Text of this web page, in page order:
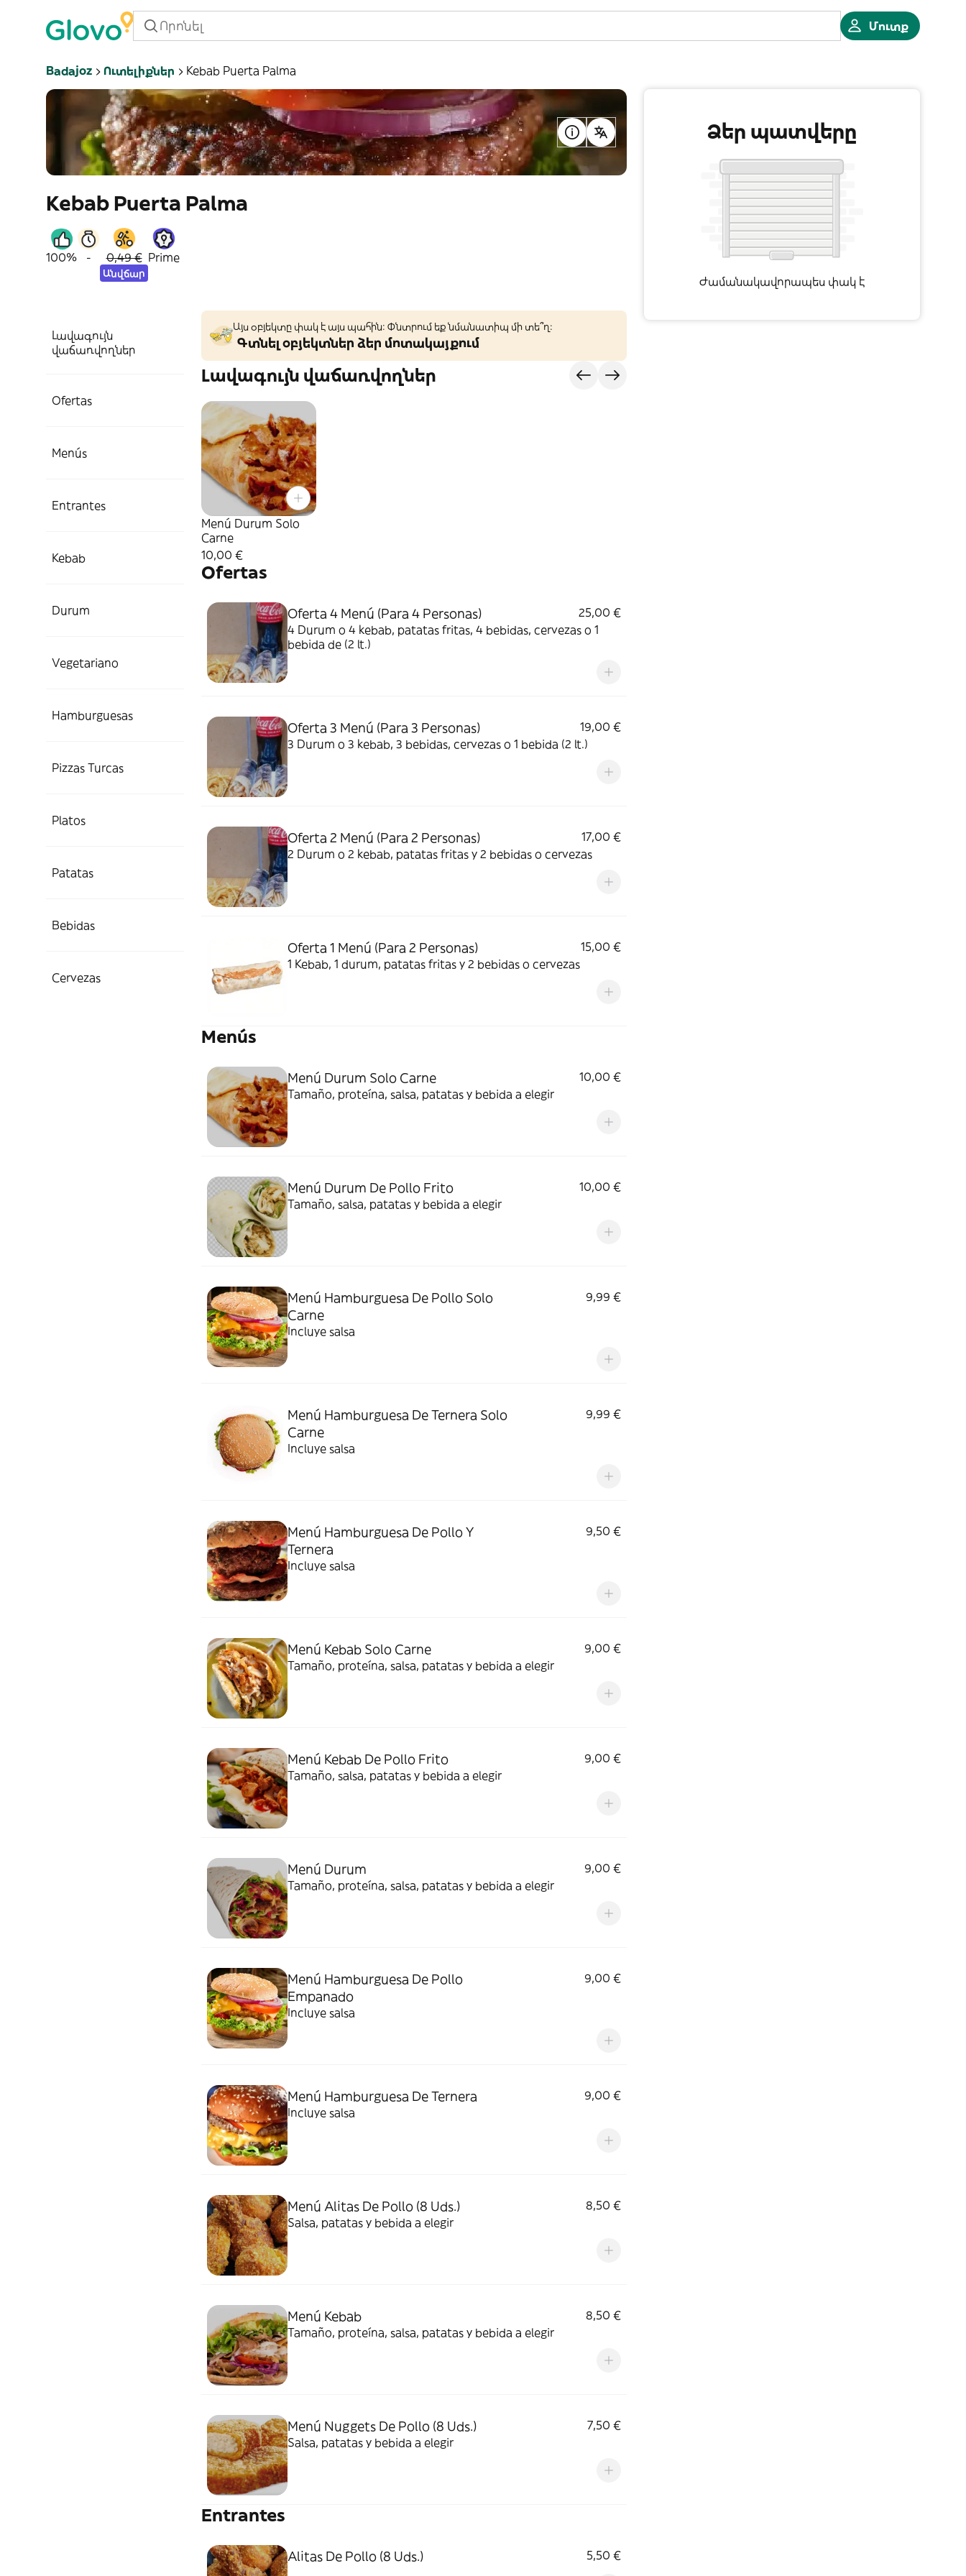
Մուտք
Badajoz Ուտելիքներ Kebab Puerta Palma
Kebab Puerta Palma
100% - 0,49 €
Անվճար
Prime
Լավագույն
վաճառվողներ
Ofertas
Menús
Entrantes
Kebab
Durum
Vegetariano
Hamburguesas
Pizzas Turcas
Platos
Patatas
Bebidas
Cervezas
Այս օբյեկտը փակ է այս պահին: Փնտրում եք նմանատիպ մի տե՞ղ։
Գտնել օբյեկտներ ձեր մոտակայքում
Լավագույն վաճառվողներ
Menú Durum Solo
Carne
10,00 €
Ofertas
Oferta 4 Menú (Para 4 Personas)
25,00 €
4 Durum o 4 kebab, patatas fritas, 4 bebidas, cervezas o 1
bebida de (2 lt.)
Oferta 3 Menú (Para 3 Personas)
19,00 €
3 Durum o 3 kebab, 3 bebidas, cervezas o 1 bebida (2 lt.)
Oferta 2 Menú (Para 2 Personas)
17,00 €
2 Durum o 2 kebab, patatas fritas y 2 bebidas o cervezas
Oferta 1 Menú (Para 2 Personas)
15,00 €
1 Kebab, 1 durum, patatas fritas y 2 bebidas o cervezas
Menús
Menú Durum Solo Carne
10,00 €
Tamaño, proteína, salsa, patatas y bebida a elegir
Menú Durum De Pollo Frito
10,00 €
Tamaño, salsa, patatas y bebida a elegir
Menú Hamburguesa De Pollo Solo
Carne
9,99 €
Incluye salsa
Menú Hamburguesa De Ternera Solo
Carne
9,99 €
Incluye salsa
Menú Hamburguesa De Pollo Y
Ternera
9,50 €
Incluye salsa
Menú Kebab Solo Carne
9,00 €
Tamaño, proteína, salsa, patatas y bebida a elegir
Menú Kebab De Pollo Frito
9,00 €
Tamaño, salsa, patatas y bebida a elegir
Menú Durum
9,00 €
Tamaño, proteína, salsa, patatas y bebida a elegir
Menú Hamburguesa De Pollo
Empanado
9,00 €
Incluye salsa
Menú Hamburguesa De Ternera
9,00 €
Incluye salsa
Menú Alitas De Pollo (8 Uds.)
8,50 €
Salsa, patatas y bebida a elegir
Menú Kebab
8,50 €
Tamaño, proteína, salsa, patatas y bebida a elegir
Menú Nuggets De Pollo (8 Uds.)
7,50 €
Salsa, patatas y bebida a elegir
Entrantes
Alitas De Pollo (8 Uds.) 5,50 €
Ձեր պատվերը
Ժամանակավորապես փակ է